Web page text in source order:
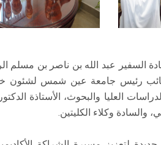
السفير عبد الله بن ناصر بن مسلم
رئيس جامعة عين شمس لشئون
العليا والبحوث، الأستاذة
والسادة وكلاء الكليتين.